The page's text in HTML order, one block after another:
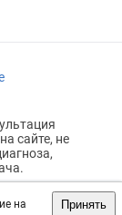
на
Принять
сайте, не